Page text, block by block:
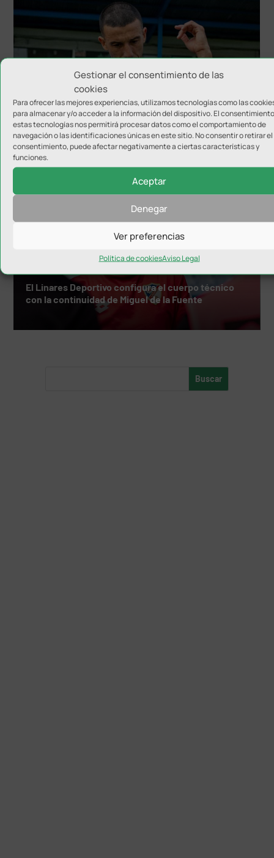
Gestionar el consentimiento de las
cookies
Para ofrecer las mejores experiencias, utilizamos tecnologías como las
para almacenar y/o acceder a la información del dispositivo. El
estas tecnologías nos permitirá procesar datos como el comportamiento de
navegación o las identificaciones únicas en este sitio. No consentir o retirar el
consentimiento, puede afectar negativamente a ciertas características y
funciones.
Aceptar
Denegar
Ver preferencias
Política de cookiesAviso Legal
Hugo Díaz anuncia su retirada
El Linares Deportivo configura el cuerpo técnico
con la continuidad de Miguel de la Fuente